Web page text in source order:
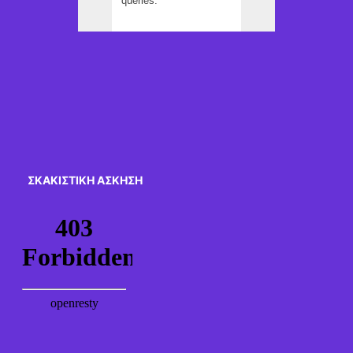
ΣΚΑΚΙΣΤΙΚΉ ΆΣΚΗΣΗ